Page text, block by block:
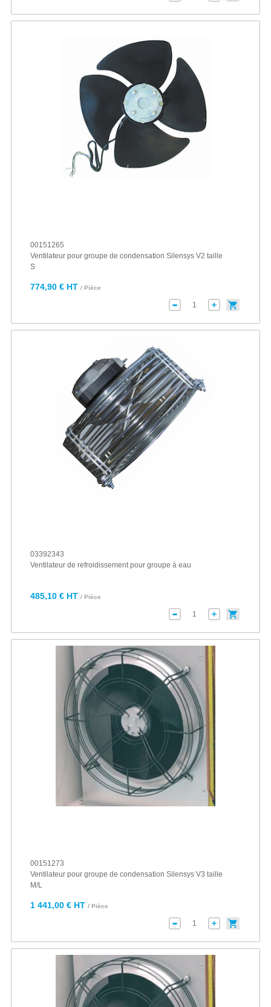
00151265
Ventilateur pour groupe de condensation Silensys V2 taille
S
774,90 € HT / Pièce
03392343
Ventilateur de refroidissement pour groupe à eau
485,10 € HT / Pièce
00151273
Ventilateur pour groupe de condensation Silensys V3 taille
M/L
1 441,00 € HT / Pièce